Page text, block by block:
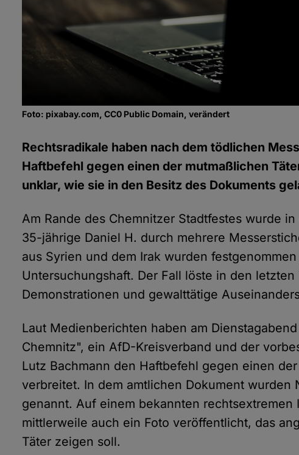
Foto: pixabay.com, CC0 Public Domain, verändert
Rechtsradikale haben nach dem tödlichen
Haftbefehl gegen einen der mutmaßlichen
unklar, wie sie in den Besitz des Dokuments
Am Rande des Chemnitzer Stadtfestes wurde
35-jährige Daniel H. durch mehrere
aus Syrien und dem Irak wurden
Untersuchungshaft. Der Fall löste in den
Demonstrationen und gewalttätige
Laut Medienberichten haben am
Chemnitz", ein AfD-Kreisverband und der
Lutz Bachmann den Haftbefehl gegen einen
verbreitet. In dem amtlichen Dokument wurden
genannt. Auf einem bekannten rechtsextremen
mittlerweile auch ein Foto veröffentlicht, das
Täter zeigen soll.